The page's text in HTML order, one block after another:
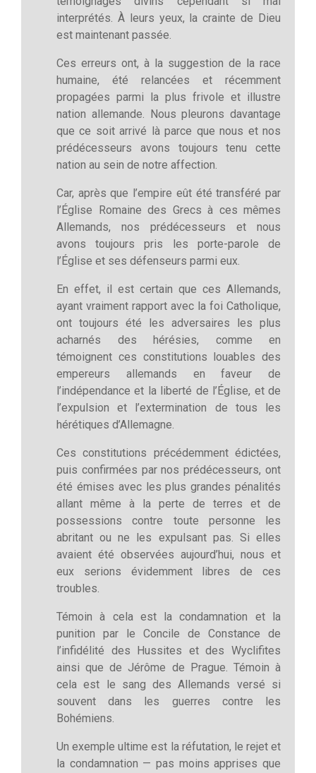
interprétés. À leurs yeux, la crainte de Dieu
est maintenant passée.
Ces erreurs ont, à la suggestion de la race
humaine, été relancées et récemment
propagées parmi la plus frivole et illustre
nation allemande. Nous pleurons davantage
que ce soit arrivé là parce que nous et nos
prédécesseurs avons toujours tenu cette
nation au sein de notre affection.
Car, après que l’empire eût été transféré par
l’Église Romaine des Grecs à ces mêmes
Allemands, nos prédécesseurs et nous
avons toujours pris les porte-parole de
l’Église et ses défenseurs parmi eux.
En effet, il est certain que ces Allemands,
ayant vraiment rapport avec la foi Catholique,
ont toujours été les adversaires les plus
acharnés des hérésies, comme en
témoignent ces constitutions louables des
empereurs allemands en faveur de
l’indépendance et la liberté de l’Église, et de
l’expulsion et l’extermination de tous les
hérétiques d’Allemagne.
Ces constitutions précédemment édictées,
puis confirmées par nos prédécesseurs, ont
été émises avec les plus grandes pénalités
allant même à la perte de terres et de
possessions contre toute personne les
abritant ou ne les expulsant pas. Si elles
avaient été observées aujourd’hui, nous et
eux serions évidemment libres de ces
troubles.
Témoin à cela est la condamnation et la
punition par le Concile de Constance de
l’infidélité des Hussites et des Wyclifites
ainsi que de Jérôme de Prague. Témoin à
cela est le sang des Allemands versé si
souvent dans les guerres contre les
Bohémiens.
Un exemple ultime est la réfutation, le rejet et
la condamnation — pas moins apprises que